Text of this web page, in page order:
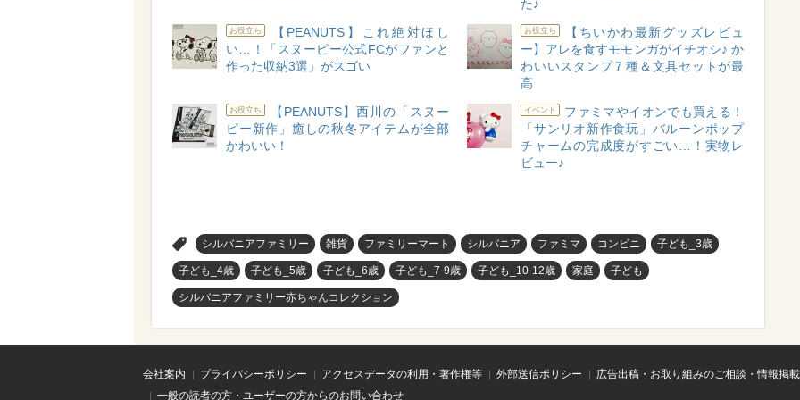
た♪
お役立ち
【PEANUTS】これ絶対ほし
い…！「スヌーピー公式FCがファンと
作った収納3選」がスゴい
お役立ち
【ちいかわ最新グッズレビュ
ー】アレを食すモモンガがイチオシ♪ か
わいいスタンプ７種＆文具セットが最
高
お役立ち
【PEANUTS】西川の「スヌー
ピー新作」癒しの秋冬アイテムが全部
かわいい！
イベント
ファミマやイオンでも買える！
「サンリオ新作食玩」バルーンポップ
チャームの完成度がすごい…！実物レ
ビュー♪
シルバニアファミリー 雑貨 ファミリーマート シルバニア ファミマ コンビニ 子ども_3歳
子ども_4歳 子ども_5歳 子ども_6歳 子ども_7-9歳 子ども_10-12歳 家庭 子ども
シルバニアファミリー赤ちゃんコレクション
会社案内 プライバシーポリシー アクセスデータの利用・著作権等 外部送信ポリシー
広告出稿・お取り組みのご相談・情報掲
一般の読者の方・ユーザーの方からのお問い合わせ